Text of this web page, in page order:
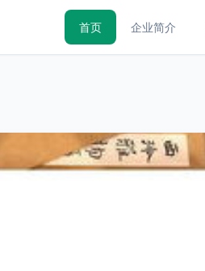
首页 企业简介